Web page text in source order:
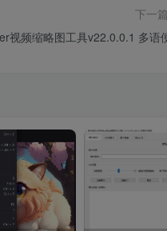
下一篇
视频缩略图工具v22.0.0.1 多语